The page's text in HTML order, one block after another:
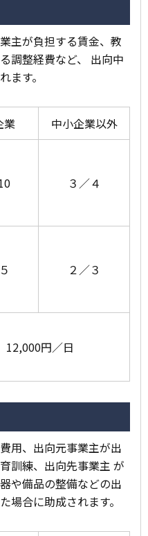
主が負担する賃金、教
調整経費など、 出向中
ます。
業
中小企業以外
３／４
２／３
12,000円／日
用、出向元事業主が出
訓練、出向先事業主 が
や備品の整備などの出
場合に助成されます。